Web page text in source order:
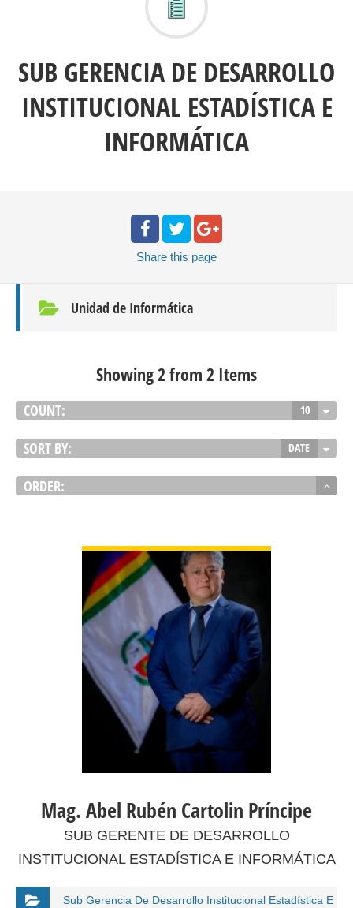
SUB GERENCIA DE DESARROLLO
INSTITUCIONAL ESTADÍSTICA E
INFORMÁTICA
Share this page
Unidad de Informática
Showing 2 from 2 Items
COUNT: 10
SORT BY: DATE
ORDER:
Mag. Abel Rubén Cartolin Príncipe
SUB GERENTE DE DESARROLLO
INSTITUCIONAL ESTADÍSTICA E INFORMÁTICA
Sub Gerencia De Desarrollo Institucional Estadística E